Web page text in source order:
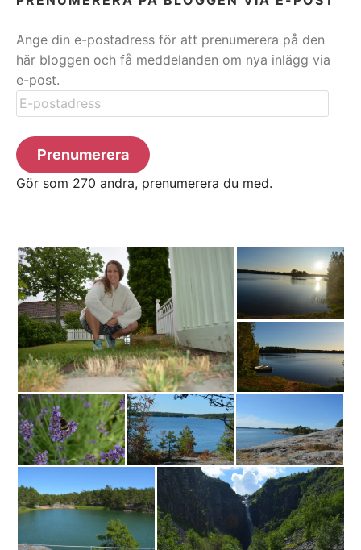
Ange din e-postadress för att prenumerera på den
här bloggen och få meddelanden om nya inlägg via
e-post.
E-
postadress
Prenumerera
Gör som 270 andra, prenumerera du med.